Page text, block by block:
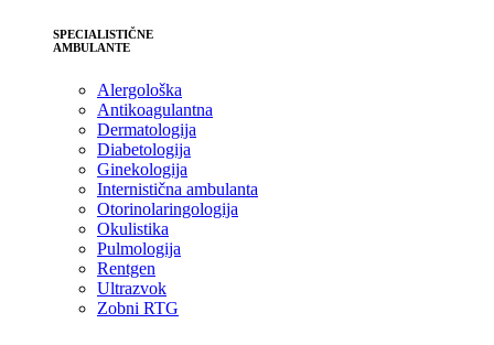
SPECIALISTIČNE
AMBULANTE
Alergološka
Antikoagulantna
Dermatologija
Diabetologija
Ginekologija
Internistična ambulanta
Otorinolaringologija
Okulistika
Pulmologija
Rentgen
Ultrazvok
Zobni RTG